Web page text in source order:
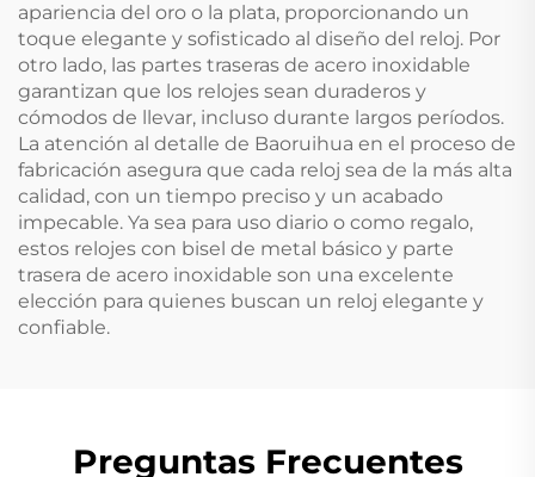
apariencia del oro o la plata, proporcionando un
toque elegante y sofisticado al diseño del reloj. Por
otro lado, las partes traseras de acero inoxidable
garantizan que los relojes sean duraderos y
cómodos de llevar, incluso durante largos períodos.
La atención al detalle de Baoruihua en el proceso de
fabricación asegura que cada reloj sea de la más alta
calidad, con un tiempo preciso y un acabado
impecable. Ya sea para uso diario o como regalo,
estos relojes con bisel de metal básico y parte
trasera de acero inoxidable son una excelente
elección para quienes buscan un reloj elegante y
confiable.
Preguntas Frecuentes